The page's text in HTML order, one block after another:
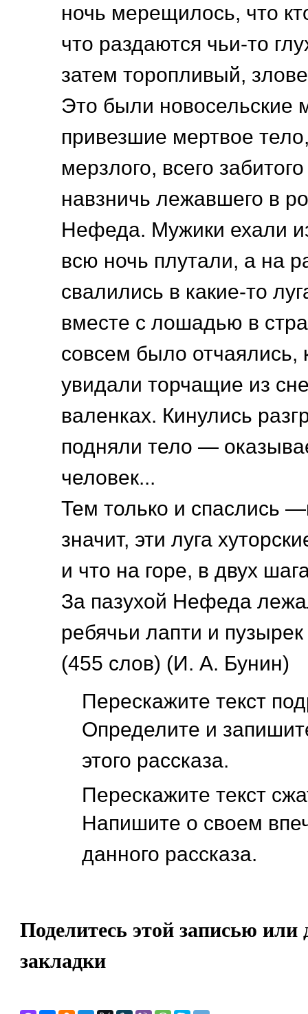
ночь мерещилось, что
что раздаются чьи-то
затем торопливый,
Это были новосельские
привезшие мертвое
мерзлого, всего
навзничь лежавшего в
Нефеда. Мужики ехали
всю ночь плутали, а на
свалились в какие-то
вместе с лошадью в
совсем было отчаялись,
увидали торчащие из
валенках. Кинулись
подняли тело —
человек...
Тем только и спаслись
значит, эти луга
и что на горе, в двух
За пазухой Нефеда
ребячьи лапти и
(455 слов) (И. А. Бунин)
Перескажите текст
Определите и
этого рассказа.
Перескажите текст
Напишите о своем
данного рассказа.
Поделитесь этой записью или
закладки